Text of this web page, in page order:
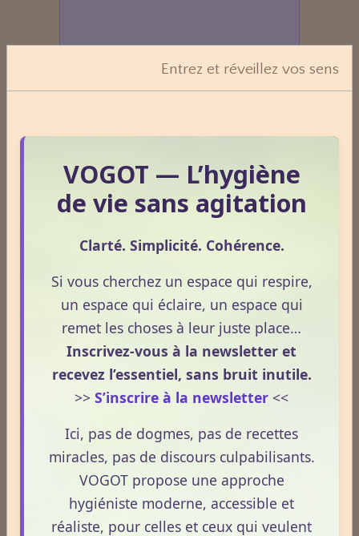
Dossiers
Le Frêne commun
Le monde Merveilleux du Thé
Odeurs corporelles et transpiration.
Médecines Holistiques
Plantes / affections
Entrez et réveillez vos sens
VOGOT — L’hygiène
de vie sans agitation
Clarté. Simplicité. Cohérence.
Si vous cherchez un espace qui respire,
un espace qui éclaire, un espace qui
remet les choses à leur juste place…
Inscrivez-vous à la newsletter et
recevez l’essentiel, sans bruit inutile.
>> S’inscrire à la newsletter <<
Ici, pas de dogmes, pas de recettes
miracles, pas de discours culpabilisants.
VOGOT propose une approche
hygiéniste moderne, accessible et
réaliste, pour celles et ceux qui veulent